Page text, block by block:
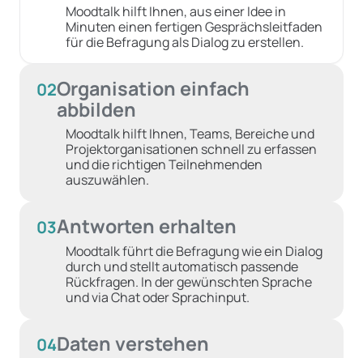
Moodtalk hilft Ihnen, aus einer Idee in
Minuten einen fertigen Gesprächsleitfaden
für die Befragung als Dialog zu erstellen.
02Organisation einfach
abbilden
Moodtalk hilft Ihnen, Teams, Bereiche und
Projektorganisationen schnell zu erfassen
und die richtigen Teilnehmenden
auszuwählen.
03Antworten erhalten
Moodtalk führt die Befragung wie ein Dialog
durch und stellt automatisch passende
Rückfragen. In der gewünschten Sprache
und via Chat oder Sprachinput.
04Daten verstehen